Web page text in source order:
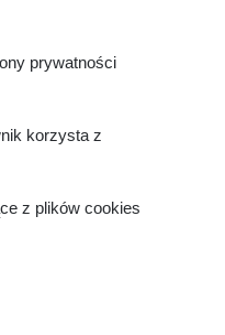
prywatności
korzysta z
z plików cookies